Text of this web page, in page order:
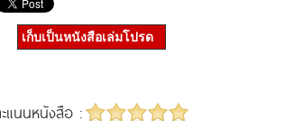
เก็บเป็นหนังสือเล่มโปรด
แนนหนังสือ :